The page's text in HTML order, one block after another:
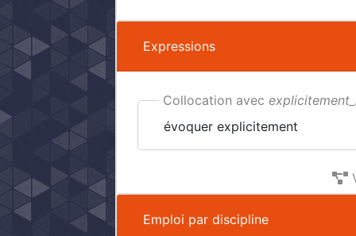
Expressions
Collocation avec
évoquer explicitement
Emploi par discipline